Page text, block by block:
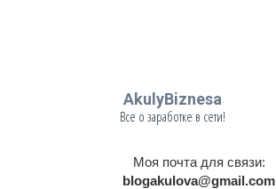
AkulyBiznesa
Все о заработке в сети!
Моя почта для связи:
blogakulova@gmail.com